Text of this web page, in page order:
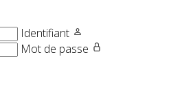
Identifiant
Mot de passe